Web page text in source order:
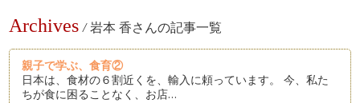
Archives / 岩本 香さんの記事一覧
親子で学ぶ、食育②
日本は、食材の６割近くを、輸入に頼っています。 今、私た
ちが食に困ることなく、お店…